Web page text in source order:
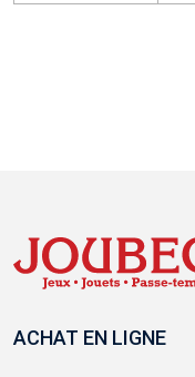
ACHAT EN LIGNE